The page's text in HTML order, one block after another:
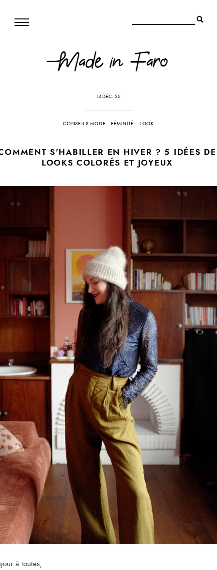
13 DÉC. 25
CONSEILS MODE - FÉMINITÉ - LOOK
S'HABILLER EN HIVER ? 5 IDÉES DE
LOOKS COLORÉS ET JOYEUX
à toutes,